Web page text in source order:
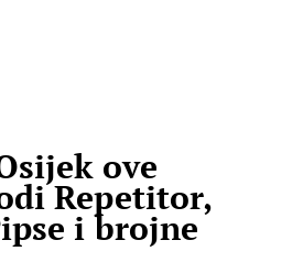
ove
Repetitor,
i brojne